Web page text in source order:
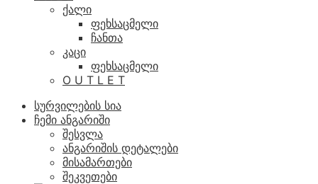
ქალი
ფეხსაცმელი
ჩანთა
კაცი
ფეხსაცმელი
O U T L E T
სურვილების სია
ჩემი ანგარიში
შესვლა
ანგარიშის დეტალები
მისამართები
შეკვეთები